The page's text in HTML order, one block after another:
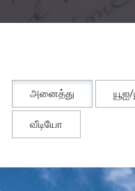
அனைத்து
வீடியோ